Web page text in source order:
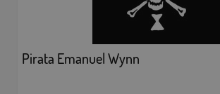
Pirata Emanuel Wynn